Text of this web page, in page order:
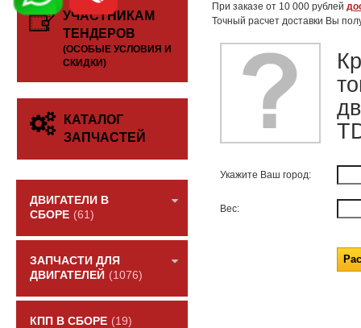
УЧАСТНИКАМ
ТЕНДЕРОВ
(ОСОБЫЕ УСЛОВИЯ И
СКИДКИ)
КАТАЛОГ
ЗАПЧАСТЕЙ
ДВИГАТЕЛИ В
СБОРЕ (61)
ЗАПЧАСТИ ДЛЯ
ДВИГАТЕЛЕЙ (1076)
КПП В СБОРЕ (19)
При заказе от 10 000 рублей
Точный расчет доставки Вы
Укажите Ваш город:
Вес: